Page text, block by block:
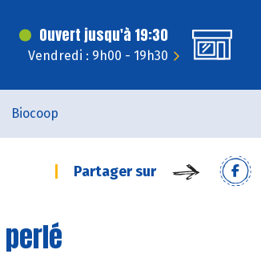
Ouvert jusqu'à 19:30
Vendredi : 9h00 - 19h30
Biocoop
Partager sur